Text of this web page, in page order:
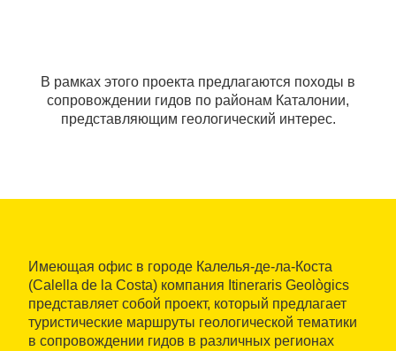
В рамках этого проекта предлагаются походы в
сопровождении гидов по районам Каталонии,
представляющим геологический интерес.
Имеющая офис в городе Калелья-де-ла-Коста
(Calella de la Costa) компания Itineraris Geològics
представляет собой проект, который предлагает
туристические маршруты геологической тематики
в сопровождении гидов в различных регионах